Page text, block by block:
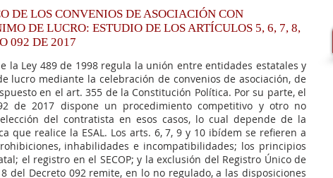
DE LOS CONVENIOS DE ASOCIACIÓN CON
DE LUCRO: ESTUDIO DE LOS ARTÍCULOS 5, 6, 7, 8,
092 DE 2017
la Ley 489 de 1998 regula la unión entre entidades estatales y
lucro mediante la celebración de convenios de asociación, de
en el art. 355 de la Constitución Política. Por su parte, el
de 2017 dispone un procedimiento competitivo y otro no
del contratista en esos casos, lo cual depende de la
que realice la ESAL. Los arts. 6, 7, 9 y 10 ibídem se refieren a
inhabilidades e incompatibilidades; los principios
el registro en el SECOP; y la exclusión del Registro Único de
del Decreto 092 remite, en lo no regulado, a las disposiciones